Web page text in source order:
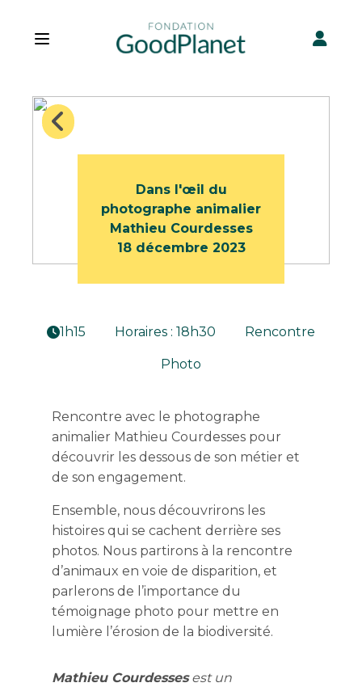
Open main menu
Dans l'œil du
photographe animalier
Mathieu Courdesses
18 décembre 2023
1h15 Horaires : 18h30 Rencontre
Photo
Rencontre avec le photographe
animalier Mathieu Courdesses pour
découvrir les dessous de son métier et
de son engagement.
Ensemble, nous découvrirons les
histoires qui se cachent derrière ses
photos. Nous partirons à la rencontre
d’animaux en voie de disparition, et
parlerons de l’importance du
témoignage photo pour mettre en
lumière l’érosion de la biodiversité.
Mathieu Courdessesest un